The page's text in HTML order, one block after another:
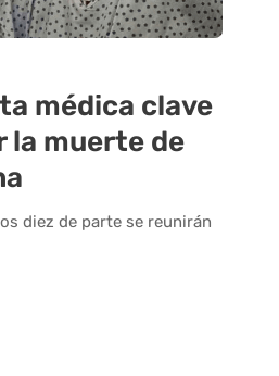
médica clave
la muerte de
diez de parte se reunirán